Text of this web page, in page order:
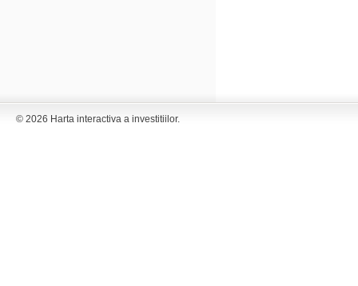
© 2026 Harta interactiva a investitiilor.